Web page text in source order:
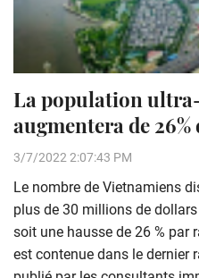
La population
augmentera de 26%
3/7/2022 2:07:43 PM
Le nombre de Vietnamiens
plus de 30 millions de
soit une hausse de 26 % par
est contenue dans le dernier